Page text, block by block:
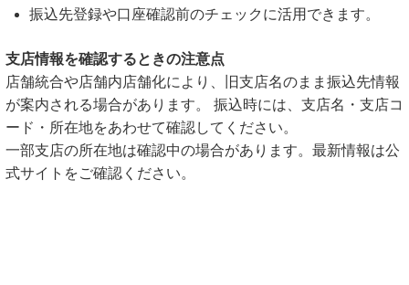
振込先登録や口座確認前のチェックに活用できます。
支店情報を確認するときの注意点
店舗統合や店舗内店舗化により、旧支店名のまま振込先情報
が案内される場合があります。 振込時には、支店名・支店コ
ード・所在地をあわせて確認してください。
一部支店の所在地は確認中の場合があります。最新情報は公
式サイトをご確認ください。